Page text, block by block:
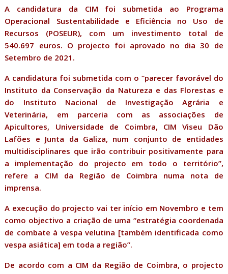
A candidatura da CIM foi submetida ao Programa
Operacional Sustentabilidade e Eficiência no Uso de
Recursos (POSEUR), com um investimento total de
540.697 euros. O projecto foi aprovado no dia 30 de
Setembro de 2021.
A candidatura foi submetida com o “parecer favorável do
Instituto da Conservação da Natureza e das Florestas e
do Instituto Nacional de Investigação Agrária e
Veterinária, em parceria com as associações de
Apicultores, Universidade de Coimbra, CIM Viseu Dão
Lafões e Junta da Galiza, num conjunto de entidades
multidisciplinares que irão contribuir positivamente para
a implementação do projecto em todo o território”,
refere a CIM da Região de Coimbra numa nota de
imprensa.
A execução do projecto vai ter início em Novembro e tem
como objectivo a criação de uma “estratégia coordenada
de combate à vespa velutina [também identificada como
vespa asiática] em toda a região”.
De acordo com a CIM da Região de Coimbra, o projecto